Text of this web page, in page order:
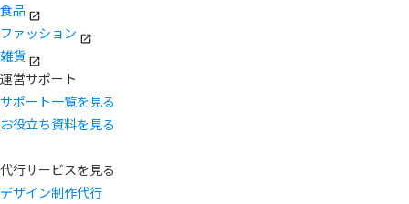
食品
ファッション
雑貨
運営サポート
サポート一覧を見る
お役立ち資料を見る
代行サービスを見る
デザイン制作代行